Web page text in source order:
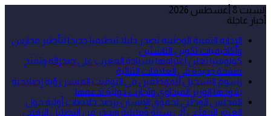
السبت 8 أغسطس 2026
أخبار عاجلة
الإدارة التقنية الوطنية تصدر دليلا تنظيميا جديدا لتأطير مدارس
وأكاديميات تكوين الناشئين
كولومبيا تعلن اعترافها بسيادة المغرب على صحرائه وتفتح
صفحة جديدة في العلاقات الثنائية
رسوم التسجيل للموظفين في التوقيت الميسر رؤية إصلاحية
يقودها الوزير الميداوي وتجارب دولية تدعمها
المجلس الوطني لحقوق الإنسان يرصد خلاصات أولية حول
العبور الجماعي إلى سبتة ومليلية ويحذر من التضليل الرقمي